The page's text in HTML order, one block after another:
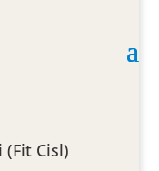
(Fit Cisl)